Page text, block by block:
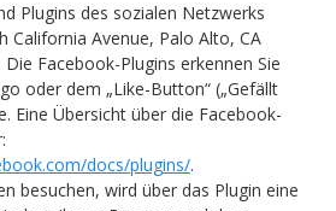
Plugins des sozialen Netzwerks
California Avenue, Palo Alto, CA
Facebook-Plugins erkennen Sie
oder dem „Like-Button“ („Gefällt
Eine Übersicht über die Facebook-
docs/plugins/.
besuchen, wird über das Plugin eine